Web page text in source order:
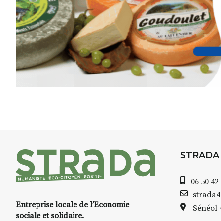
Pendant3 jours, vous
l’instant :
Croquis, carnet de voyage,
aquarelle, encre, ou contenu
Le programme :
8h : rendez-vous au point de
Et si le temps se gâte : un
permettra de continuer à créer.
À partir de 90€/jour(soit 270€
Minimum 8 personnes – sans
Entreprise locale de l’Economie
sociale et solidaire.
STRADA
06 50 42
Sénéol